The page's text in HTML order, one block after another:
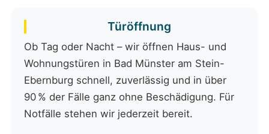
Türöffnung
Ob Tag oder Nacht – wir öffnen Haus- und
Wohnungstüren in Bad Münster am Stein-
Ebernburg schnell, zuverlässig und in über
90 % der Fälle ganz ohne Beschädigung. Für
Notfälle stehen wir jederzeit bereit.